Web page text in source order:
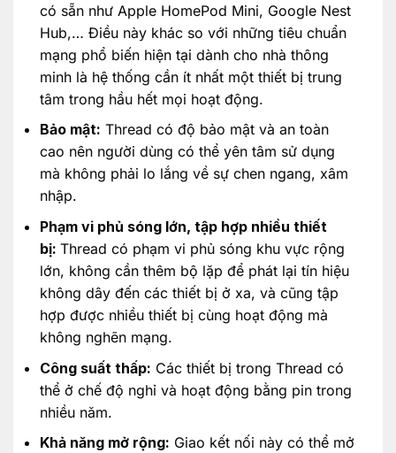
có sẵn như Apple HomePod Mini, Google Nest
Hub,… Điều này khác so với những tiêu chuẩn
mạng phổ biến hiện tại dành cho nhà thông
minh là hệ thống cần ít nhất một thiết bị trung
tâm trong hầu hết mọi hoạt động.
Bảo mật: Thread có độ bảo mật và an toàn
cao nên người dùng có thể yên tâm sử dụng
mà không phải lo lắng về sự chen ngang, xâm
nhập.
Phạm vi phủ sóng lớn, tập hợp nhiều thiết
bị: Thread có phạm vi phủ sóng khu vực rộng
lớn, không cần thêm bộ lặp để phát lại tín hiệu
không dây đến các thiết bị ở xa, và cũng tập
hợp được nhiều thiết bị cùng hoạt động mà
không nghẽn mạng.
Công suất thấp: Các thiết bị trong Thread có
thể ở chế độ nghỉ và hoạt động bằng pin trong
nhiều năm.
Khả năng mở rộng: Giao kết nối này có thể mở